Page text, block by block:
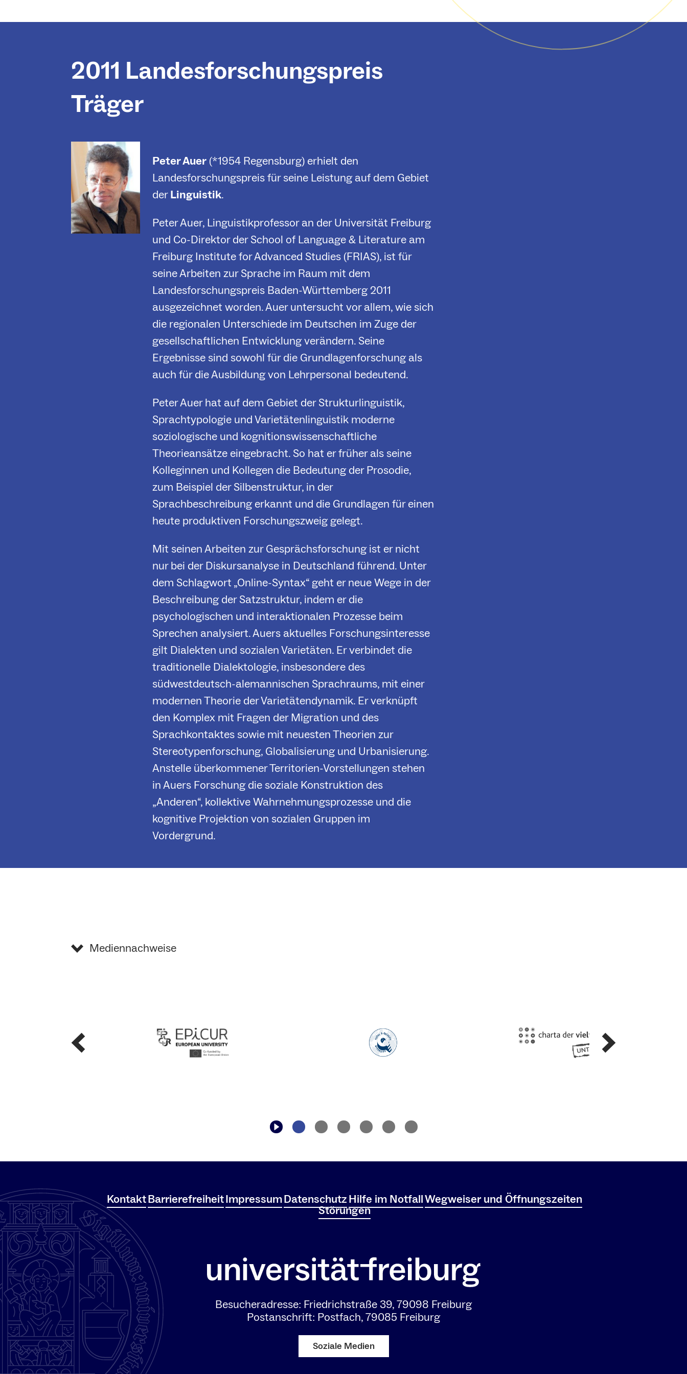
2011 Landesforschungspreis
Träger
Peter Auer (*1954 Regensburg) erhielt den
Landesforschungspreis für seine Leistung auf dem Gebiet
derLinguistik.
Peter Auer, Linguistikprofessor an der Universität Freiburg
und Co-Direktor der School of Language & Literature am
Freiburg Institute for Advanced Studies (FRIAS), ist für
seine Arbeiten zur Sprache im Raum mit dem
Landesforschungspreis Baden-Württemberg 2011
ausgezeichnet worden. Auer untersucht vor allem, wie sich
die regionalen Unterschiede im Deutschen im Zuge der
gesellschaftlichen Entwicklung verändern. Seine
Ergebnisse sind sowohl für die Grundlagenforschung als
auch für die Ausbildung von Lehrpersonal bedeutend.
Peter Auer hat auf dem Gebiet der Strukturlinguistik,
Sprachtypologie und Varietätenlinguistik moderne
soziologische und kognitionswissenschaftliche
Theorieansätze eingebracht. So hat er früher als seine
Kolleginnen und Kollegen die Bedeutung der Prosodie,
zum Beispiel der Silbenstruktur, in der
Sprachbeschreibung erkannt und die Grundlagen für einen
heute produktiven Forschungszweig gelegt.
Mit seinen Arbeiten zur Gesprächsforschung ist er nicht
nur bei der Diskursanalyse in Deutschland führend. Unter
dem Schlagwort „Online-Syntax“ geht er neue Wege in der
Beschreibung der Satzstruktur, indem er die
psychologischen und interaktionalen Prozesse beim
Sprechen analysiert. Auers aktuelles Forschungsinteresse
gilt Dialekten und sozialen Varietäten. Er verbindet die
traditionelle Dialektologie, insbesondere des
südwestdeutsch-alemannischen Sprachraums, mit einer
modernen Theorie der Varietätendynamik. Er verknüpft
den Komplex mit Fragen der Migration und des
Sprachkontaktes sowie mit neuesten Theorien zur
Stereotypenforschung, Globalisierung und Urbanisierung.
Anstelle überkommener Territorien-Vorstellungen stehen
in Auers Forschung die soziale Konstruktion des
„Anderen“, kollektive Wahrnehmungsprozesse und die
kognitive Projektion von sozialen Gruppen im
Vordergrund.
Mediennachweise
KontaktBarrierefreiheitImpressumDatenschutzHilfe im NotfallWegweiser und Öffnungszeiten
Störungen
Besucheradresse: Friedrichstraße 39, 79098 Freiburg
Postanschrift: Postfach, 79085 Freiburg
Soziale Medien